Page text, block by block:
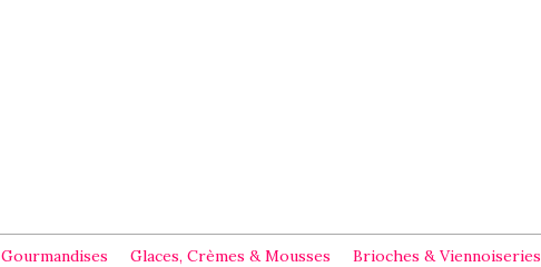
Gourmandises Glaces, Crèmes & Mousses Brioches & Viennoiseries